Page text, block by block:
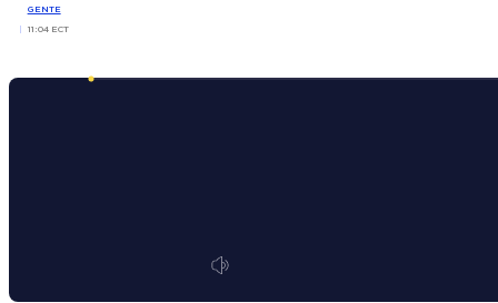
GENTE
11:04 ECT